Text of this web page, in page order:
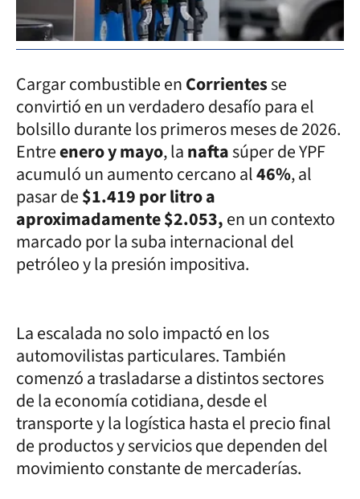
Cargar combustible enCorrientesse
convirtió en un verdadero desafío para el
bolsillo durante los primeros meses de 2026.
Entreenero y mayo, lanaftasúper de YPF
acumuló un aumento cercano al46%, al
pasar de$1.419 por litro a
aproximadamente $2.053,en un contexto
marcado por la suba internacional del
petróleo y la presión impositiva.
La escalada no solo impactó en los
automovilistas particulares. También
comenzó a trasladarse a distintos sectores
de la economía cotidiana, desde el
transporte y la logística hasta el precio final
de productos y servicios que dependen del
movimiento constante de mercaderías.